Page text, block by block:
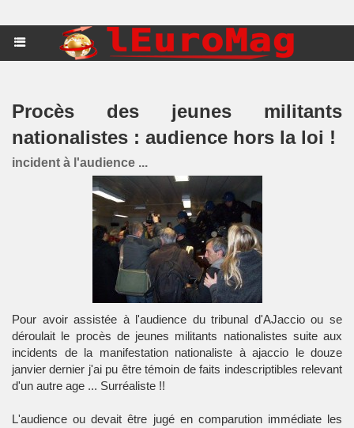
Procès des jeunes militants
nationalistes : audience hors la loi !
incident à l'audience ...
Pour avoir assistée à l'audience du tribunal d'AJaccio ou se
déroulait le procès de jeunes militants nationalistes suite aux
incidents de la manifestation nationaliste à ajaccio le douze
janvier dernier j'ai pu être témoin de faits indescriptibles relevant
d'un autre age ... Surréaliste !!
L'audience ou devait être jugé en comparution immédiate les